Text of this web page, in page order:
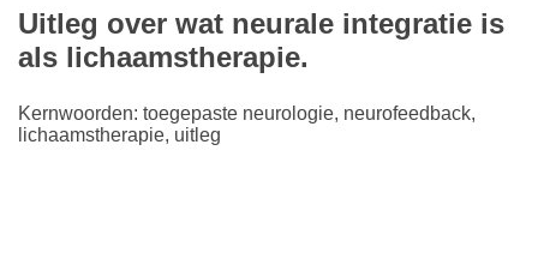
Uitleg over wat neurale integratie is
als lichaamstherapie.
Kernwoorden: toegepaste neurologie, neurofeedback,
lichaamstherapie, uitleg